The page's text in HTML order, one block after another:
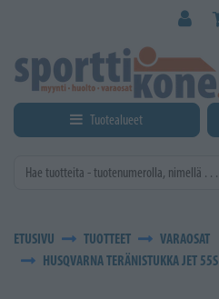
Tuotealueet
ETUSIVU TUOTTEET
VARAOSAT
HUSQVARNA TERÄNISTUKKA JET 55S